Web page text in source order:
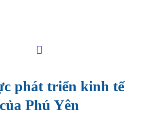
phát triển kinh tế
của Phú Yên